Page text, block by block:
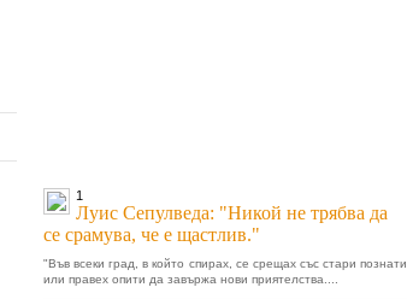
1
Луис Сепулведа: "Никой не трябва да
се срамува, че е щастлив."
"Във всеки град, в който спирах, се срещах със стари познати
или правех опити да завържа нови приятелства....